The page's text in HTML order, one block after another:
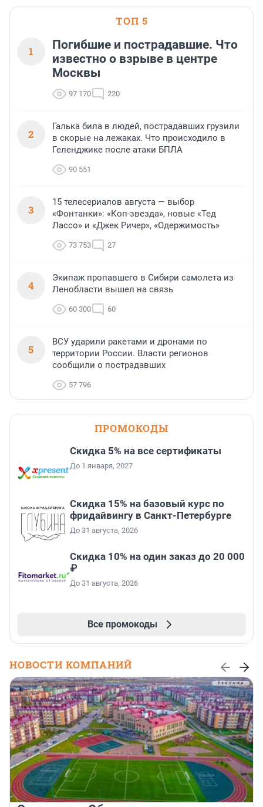
ТОП 5
1
Погибшие и пострадавшие. Что
известно о взрыве в центре
Москвы
97 170 220
2
Галька била в людей, пострадавших грузили
в скорые на лежаках. Что происходило в
Геленджике после атаки БПЛА
90 551
3
15 телесериалов августа — выбор
«Фонтанки»: «Коп-звезда», новые «Тед
Лассо» и «Джек Ричер», «Одержимость»
73 753 27
4
Экипаж пропавшего в Сибири самолета из
Ленобласти вышел на связь
60 300 60
5
ВСУ ударили ракетами и дронами по
территории России. Власти регионов
сообщили о пострадавших
57 796
ПРОМОКОДЫ
Скидка 5% на все сертификаты
До 1 января, 2027
Скидка 15% на базовый курс по
фридайвингу в Санкт-Петербурге
До 31 августа, 2026
Скидка 10% на один заказ до 20 000
₽
До 31 августа, 2026
Все промокоды
НОВОСТИ КОМПАНИЙ